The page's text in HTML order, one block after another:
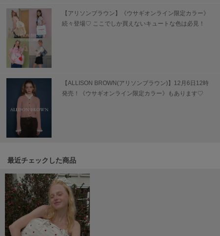
USAGI Gallery
ウサギギャラリー
USAGI Gift
ウサギギフト
USAGI Item
ウサギアイテム
USAGI Vintage
ウサギヴィンテージ
ヴェジャ
【アリソンブラウン】《ウサギオンライン限定カラー》
続々登場♡ ここでしか買えないキュートな色は必見！
【ALLISON BROWN(アリソンブラウン)】12月6日12時
発売！《ウサギオンライン限定カラー》もあります♡
最近チェックした商品